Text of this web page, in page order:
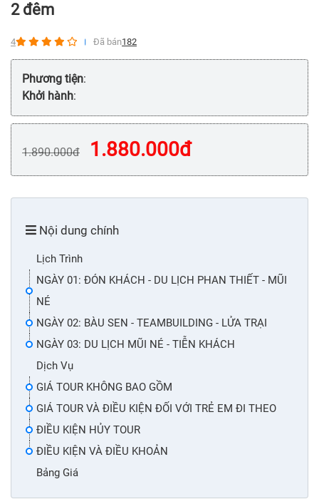
2 đêm
4 Đã bán182
Phương tiện:
Khởi hành:
1.890.000đ 1.880.000đ
Nội dung chính
Lịch Trình
NGÀY 01: ĐÓN KHÁCH - DU LỊCH PHAN THIẾT - MŨI
NÉ
NGÀY 02: BÀU SEN - TEAMBUILDING - LỬA TRẠI
NGÀY 03: DU LỊCH MŨI NÉ - TIỄN KHÁCH
Dịch Vụ
GIÁ TOUR KHÔNG BAO GỒM
GIÁ TOUR VÀ ĐIỀU KIỆN ĐỐI VỚI TRẺ EM ĐI THEO
ĐIỀU KIỆN HỦY TOUR
ĐIỀU KIỆN VÀ ĐIỀU KHOẢN
Bảng Giá